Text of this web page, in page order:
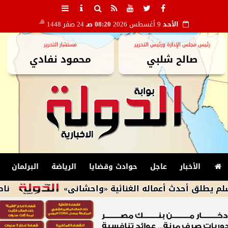
الأحد 08:20 صـ 24 صفر 1448 هـ
رئيس مجلس الإدارة ورئيس التحرير
صالح شلبي
مستشار التحرير
محمود نفادي
الأخبار عاجل حوادث وقضايا الرياضة البرلمان
ناصر ماهر أعماله الغنائية «واحشانى»